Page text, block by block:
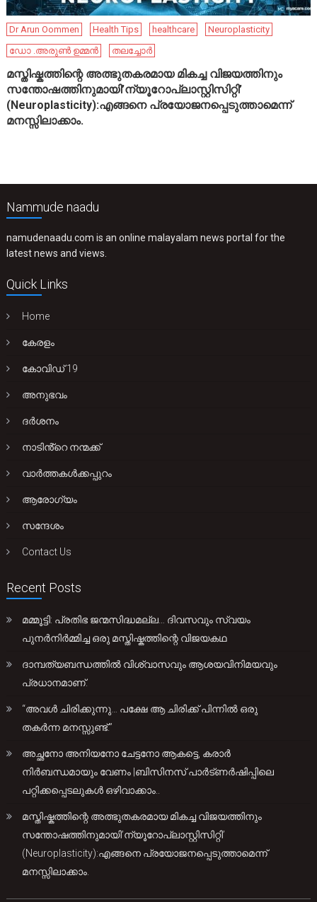
Dr Arun Oommen Health Tips healthcare
Neuroplasticity
ഡോ .അരുൺ ഉമ്മൻ
തലച്ചോർ
മസ്തിഷ്കത്തിന്റെ അത്ഭുതകരമായ മികച്ച വിജയത്തിനും
സന്തോഷത്തിനുമായി’ന്യൂറോപ്ലാസ്റ്റിസിറ്റി’
(Neuroplasticity):എങ്ങനെ പ്രയോജനപ്പെടുത്താമെന്ന്
മനസ്സിലാക്കാം.
Nammude naadu
namudenaadu.com is an online malayalam news portal for the
latest news and views.
Quick Links
Home
കേരളം
കോവിഡ് 19
അനുഭവം
ദർശനം
നാടിൻ്റെ നന്മക്ക്
വാർത്തകൾക്കപ്പുറം
ആരോഗ്യം
സന്ദേശം
Contact Us
Recent Posts
മമ്മൂട്ടി: പ്രതിഭ ജന്മസിദ്ധമല്ല… ദിവസവും സ്വയം
പുനർനിർമ്മിച്ച ഒരു മസ്തിഷ്കത്തിന്റെ വിജയകഥ
ദാമ്പത്യബന്ധത്തിൽ വിശ്വാസവും ആശയവിനിമയവും
പ്രധാനമാണ്.
“അവൾ ചിരിക്കുന്നു… പക്ഷേ ആ ചിരിക്ക് പിന്നിൽ ഒരു
തകർന്ന മനസ്സുണ്ട്.”
അച്ഛനോ അനിയനോ ചേട്ടനോ ആകട്ടെ, കരാർ
നിർബന്ധമായും വേണം |ബിസിനസ് പാർട്ണർഷിപ്പിലെ
പറ്റിക്കപ്പെടലുകൾ ഒഴിവാക്കാം..
മസ്തിഷ്കത്തിന്റെ അത്ഭുതകരമായ മികച്ച വിജയത്തിനും
സന്തോഷത്തിനുമായി’ന്യൂറോപ്ലാസ്റ്റിസിറ്റി’
(Neuroplasticity):എങ്ങനെ പ്രയോജനപ്പെടുത്താമെന്ന്
മനസ്സിലാക്കാം.